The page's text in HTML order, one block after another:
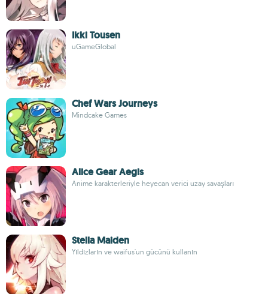
Ikki Tousen
uGameGlobal
Chef Wars Journeys
Mindcake Games
Alice Gear Aegis
Anime karakterleriyle heyecan verici uzay savaşları
Stella Maiden
Yıldızların ve waifus'un gücünü kullanın